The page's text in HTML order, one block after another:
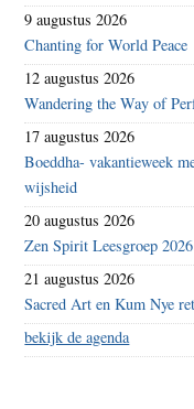
9 augustus 2026
Chanting for World Peace
12 augustus 2026
Wandering the Way of
17 augustus 2026
Boeddha- vakantieweek
wijsheid
20 augustus 2026
Zen Spirit Leesgroep
21 augustus 2026
Sacred Art en Kum Nye
bekijk de agenda